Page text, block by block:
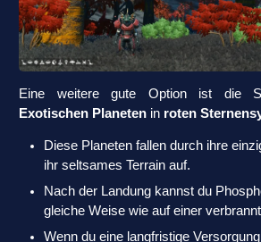
Eine weitere gute Option ist die
Exotischen Planeten in roten
Diese Planeten fallen durch ihre
ihr seltsames Terrain auf.
Nach der Landung kannst du
gleiche Weise wie auf einer
Wenn du eine langfristige